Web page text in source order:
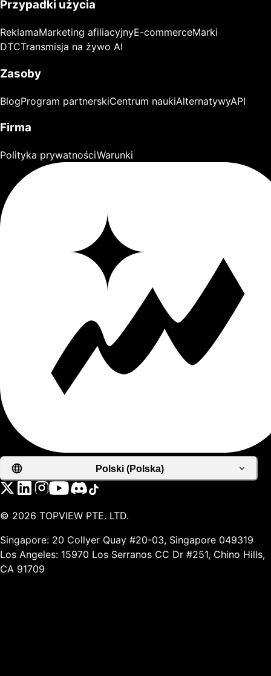
Przypadki użycia
ReklamaMarketing afiliacyjnyE-commerceMarki
DTCTransmisja na żywo AI
Zasoby
BlogProgram partnerskiCentrum naukiAlternatywyAPI
Firma
Polityka prywatnościWarunki
Polski (Polska)
© 2026 TOPVIEW PTE. LTD.
Singapore: 20 Collyer Quay #20-03, Singapore 049319
Los Angeles: 15970 Los Serranos CC Dr #251, Chino Hills,
CA 91709